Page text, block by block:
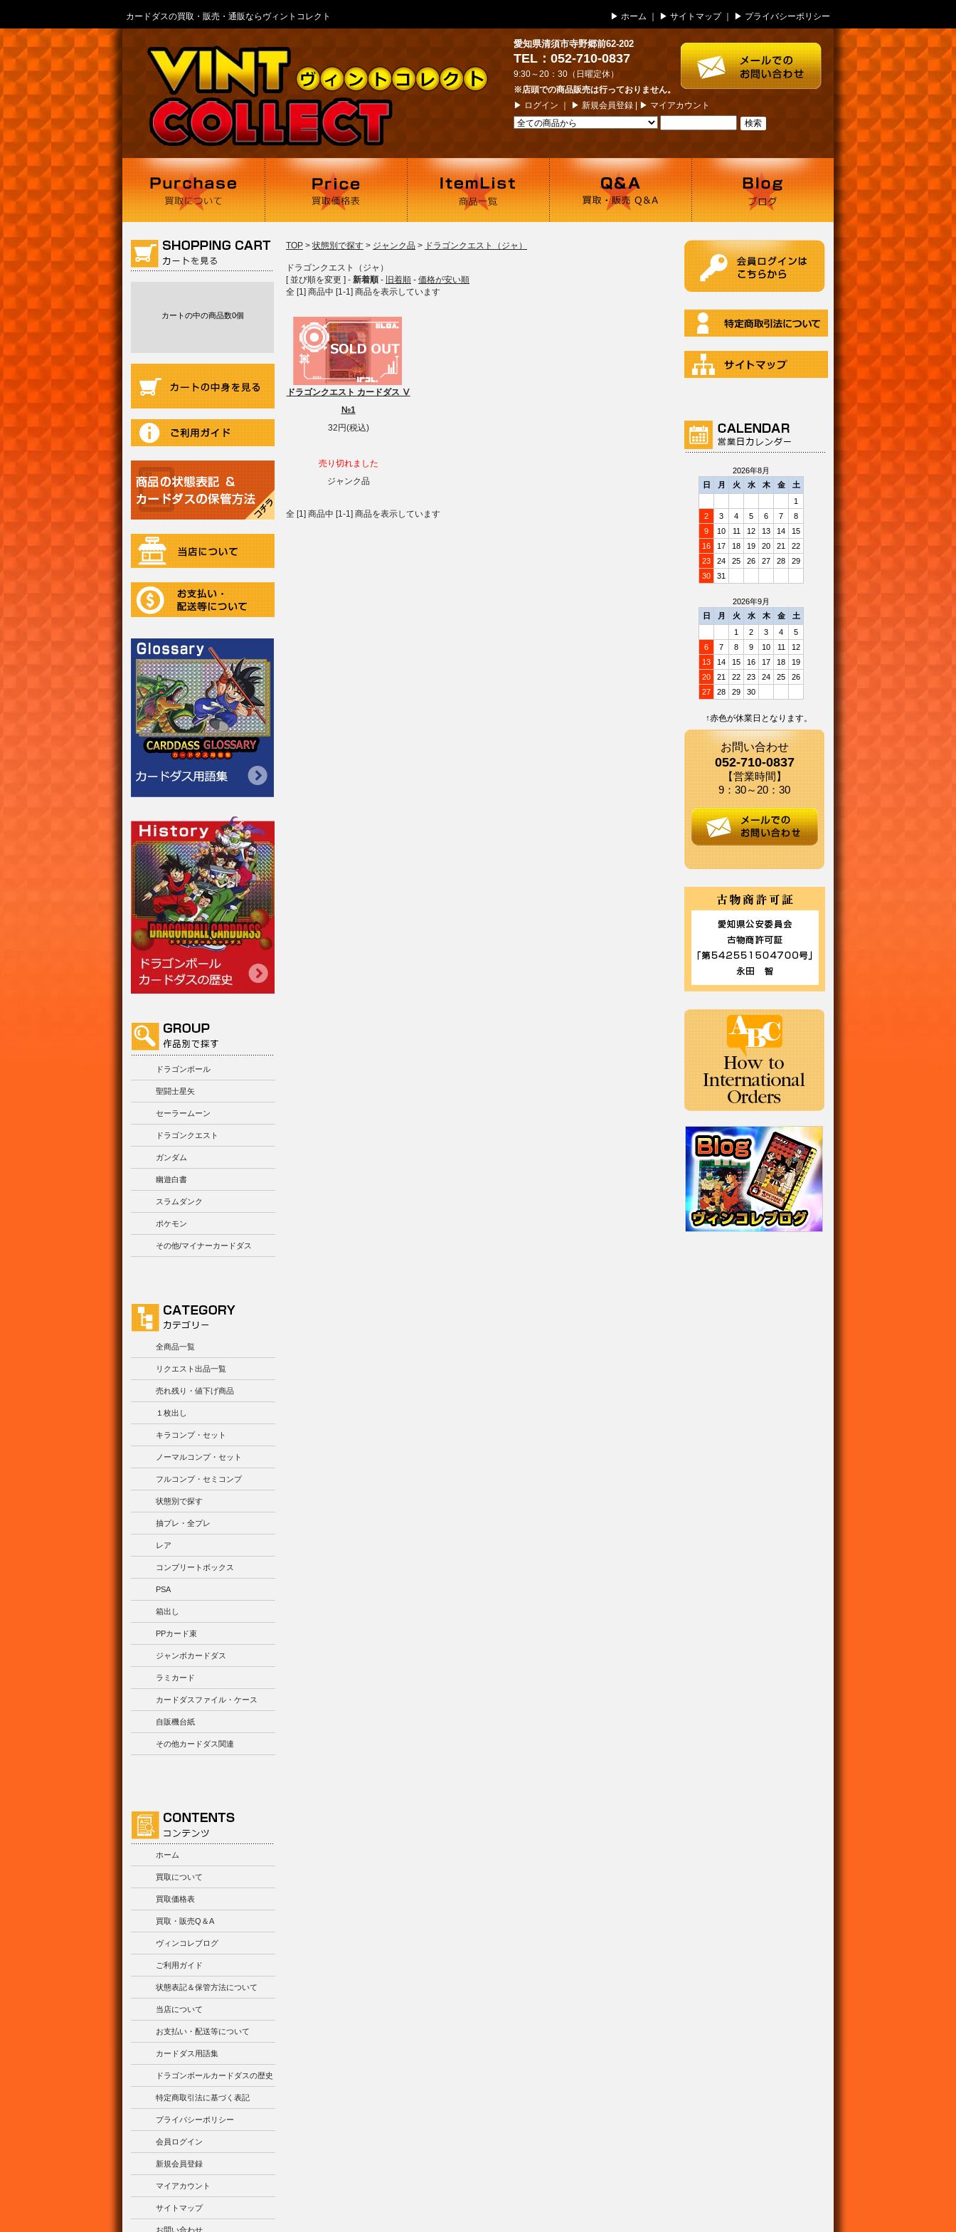
カードダスの買取・販売・通販ならヴィントコレクト ▶ ホーム ｜ ▶ サイトマップ｜ ▶ プライバシーポリシー
愛知県清須市寺野郷前62-202
TEL：052-710-0837
9:30～20：30（日曜定休）
※店頭での商品販売は行っておりません。
▶ ログイン ｜ ▶ 新規会員登録 | ▶ マイアカウント
カートの中の商品数0個
ドラゴンボール
聖闘士星矢
セーラームーン
ドラゴンクエスト
ガンダム
幽遊白書
スラムダンク
ポケモン
その他/マイナーカードダス
全商品一覧
リクエスト出品一覧
売れ残り・値下げ商品
１枚出し
キラコンプ・セット
ノーマルコンプ・セット
フルコンプ・セミコンプ
状態別で探す
抽プレ・全プレ
レア
コンプリートボックス
PSA
箱出し
PPカード束
ジャンボカードダス
ラミカード
カードダスファイル・ケース
自販機台紙
その他カードダス関連
ホーム
買取について
買取価格表
買取・販売Q＆A
ヴィンコレブログ
ご利用ガイド
状態表記＆保管方法について
当店について
お支払い・配送等について
カードダス用語集
ドラゴンボールカードダスの歴史
特定商取引法に基づく表記
プライバシーポリシー
会員ログイン
新規会員登録
マイアカウント
サイトマップ
お問い合わせ
TOP > 状態別で探す > ジャンク品 > ドラゴンクエスト（ジャ）
ドラゴンクエスト（ジャ）
[ 並び順を変更 ] - 新着順 - 旧着順 - 価格が安い順
全 [1] 商品中 [1-1] 商品を表示しています
ドラゴンクエスト カードダス Ⅴ
№1
32円(税込)
売り切れました
ジャンク品
全 [1] 商品中 [1-1] 商品を表示しています
2026年8月
日
月 火 水 木 金
土
1
2
3 4 5 6 7
8
9
10 11 12 13 14
15
16
17 18 19 20 21
22
23
24 25 26 27 28
29
30
31
2026年9月
日
月 火 水 木 金
土
1
2 3 4
5
6
7 8 9 10 11
12
13
14 15 16 17 18
19
20
21 22 23 24 25
26
27
28 29 30
↑赤色が休業日となります。
お問い合わせ
052-710-0837
【営業時間】
9：30～20：30